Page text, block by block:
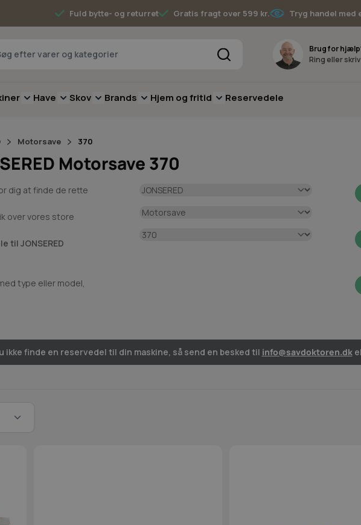
Fuld bytte- og returret Gratis fragt over 599 kr. Tryg handel med
Brug for
Ring eller
for Robotplæneklippere
Toggle submenu for Batterimaskiner
Have Toggle submenu for Have
Skov Toggle submenu for Skov
Brands Toggle submenu for Brands
Hjem og fritid Toggle submenu for Hjem og fritid
Reservedele
Motorsave 370
Motorsave 370
dig at finde de rette
over vores store
til JONSERED
type eller model,
ikke finde en reservedel til din maskine, så send en besked til info@savdoktoren.dk